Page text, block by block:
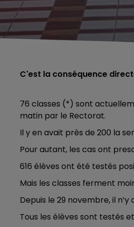
10h00 - 14h00
LE TICKET DE
C'est la conséquence
76 classes (*) sont
matin par le Rectorat.
Il y en avait près de 200 la
Pour autant, les cas ont
616 élèves ont été testés
Mais les classes ferment
Depuis le 29 novembre, il
Tous les élèves sont testés